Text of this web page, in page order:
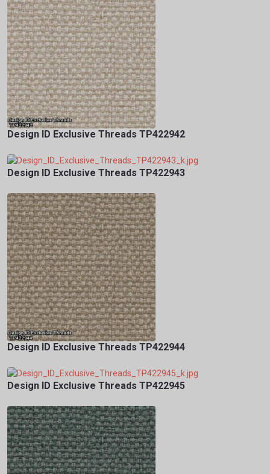
Design ID Exclusive Threads TP422942
Design ID Exclusive Threads TP422943
Design ID Exclusive Threads TP422944
Design ID Exclusive Threads TP422945